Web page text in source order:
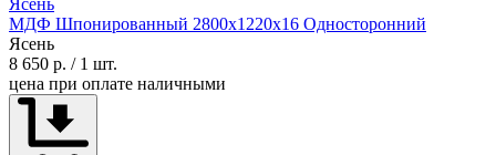
МДФ Шпонированный 2800х1220х16 Односторонний
Ясень
8 650 р. / 1 шт.
цена при оплате наличными